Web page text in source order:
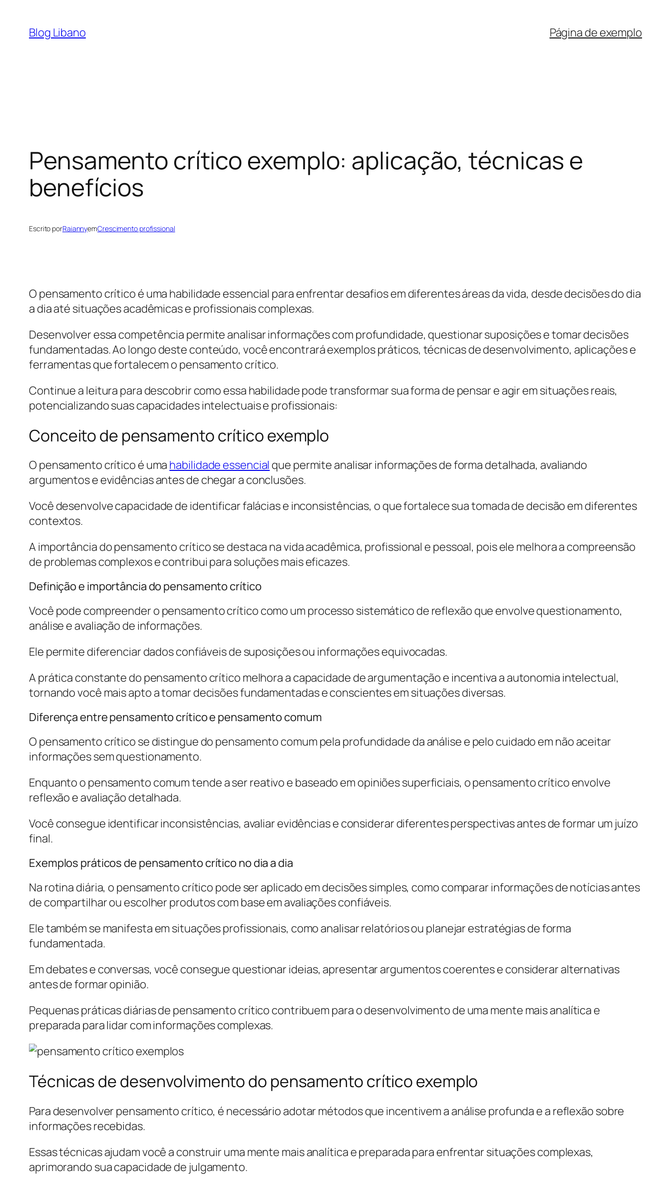
Blog Libano Página de exemplo
Pensamento crítico exemplo: aplicação, técnicas e
benefícios
Escrito porRaiannyemCrescimento profissional
O pensamento crítico é uma habilidade essencial para enfrentar desafios em diferentes áreas da vida, desde decisões do dia
a dia até situações acadêmicas e profissionais complexas.
Desenvolver essa competência permite analisar informações com profundidade, questionar suposições e tomar decisões
fundamentadas. Ao longo deste conteúdo, você encontrará exemplos práticos, técnicas de desenvolvimento, aplicações e
ferramentas que fortalecem o pensamento crítico.
Continue a leitura para descobrir como essa habilidade pode transformar sua forma de pensar e agir em situações reais,
potencializando suas capacidades intelectuais e profissionais:
Conceito de pensamento crítico exemplo
O pensamento crítico é uma habilidade essencial que permite analisar informações de forma detalhada, avaliando
argumentos e evidências antes de chegar a conclusões.
Você desenvolve capacidade de identificar falácias e inconsistências, o que fortalece sua tomada de decisão em diferentes
contextos.
A importância do pensamento crítico se destaca na vida acadêmica, profissional e pessoal, pois ele melhora a compreensão
de problemas complexos e contribui para soluções mais eficazes.
Definição e importância do pensamento crítico
Você pode compreender o pensamento crítico como um processo sistemático de reflexão que envolve questionamento,
análise e avaliação de informações.
Ele permite diferenciar dados confiáveis de suposições ou informações equivocadas.
A prática constante do pensamento crítico melhora a capacidade de argumentação e incentiva a autonomia intelectual,
tornando você mais apto a tomar decisões fundamentadas e conscientes em situações diversas.
Diferença entre pensamento crítico e pensamento comum
O pensamento crítico se distingue do pensamento comum pela profundidade da análise e pelo cuidado em não aceitar
informações sem questionamento.
Enquanto o pensamento comum tende a ser reativo e baseado em opiniões superficiais, o pensamento crítico envolve
reflexão e avaliação detalhada.
Você consegue identificar inconsistências, avaliar evidências e considerar diferentes perspectivas antes de formar um juízo
final.
Exemplos práticos de pensamento crítico no dia a dia
Na rotina diária, o pensamento crítico pode ser aplicado em decisões simples, como comparar informações de notícias antes
de compartilhar ou escolher produtos com base em avaliações confiáveis.
Ele também se manifesta em situações profissionais, como analisar relatórios ou planejar estratégias de forma
fundamentada.
Em debates e conversas, você consegue questionar ideias, apresentar argumentos coerentes e considerar alternativas
antes de formar opinião.
Pequenas práticas diárias de pensamento crítico contribuem para o desenvolvimento de uma mente mais analítica e
preparada para lidar com informações complexas.
Técnicas de desenvolvimento do pensamento crítico exemplo
Para desenvolver pensamento crítico, é necessário adotar métodos que incentivem a análise profunda e a reflexão sobre
informações recebidas.
Essas técnicas ajudam você a construir uma mente mais analítica e preparada para enfrentar situações complexas,
aprimorando sua capacidade de julgamento.